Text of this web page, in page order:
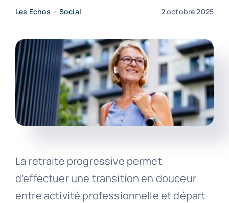
Les Echos • Social 2 octobre 2025
La retraite progressive permet
d’effectuer une transition en douceur
entre activité professionnelle et départ